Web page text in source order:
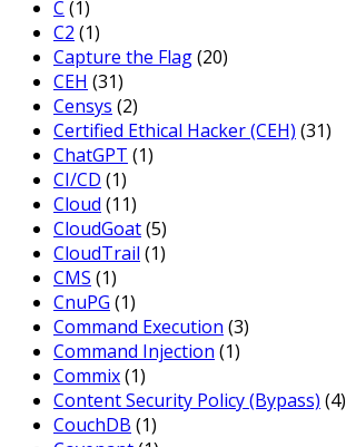
C (1)
C2 (1)
Capture the Flag(20)
CEH (31)
Censys (2)
Certified Ethical Hacker (CEH) (31)
ChatGPT (1)
CI/CD (1)
Cloud (11)
CloudGoat(5)
CloudTrail (1)
CMS (1)
CnuPG (1)
Command Execution (3)
Command Injection (1)
Commix(1)
Content Security Policy (Bypass) (4)
CouchDB (1)